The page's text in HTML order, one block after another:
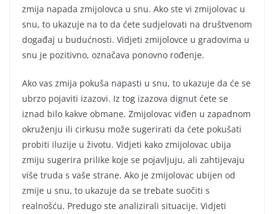
zmija napada zmijolovca u snu. Ako ste vi zmijolovac u
snu, to ukazuje na to da ćete sudjelovati na društvenom
događaj u budućnosti. Vidjeti zmijolovce u gradovima u
snu je pozitivno, označava ponovno rođenje.
Ako vas zmija pokuša napasti u snu, to ukazuje da će se
ubrzo pojaviti izazovi. Iz tog izazova dignut ćete se
iznad bilo kakve obmane. Zmijolovac viđen u zapadnom
okruženju ili cirkusu može sugerirati da ćete pokušati
probiti iluzije u životu. Vidjeti kako zmijolovac ubija
zmiju sugerira prilike koje se pojavljuju, ali zahtijevaju
više truda s vaše strane. Ako je zmijolovac ubijen od
zmije u snu, to ukazuje da se trebate suočiti s
realnošću. Predugo ste analizirali situacije. Vidjeti